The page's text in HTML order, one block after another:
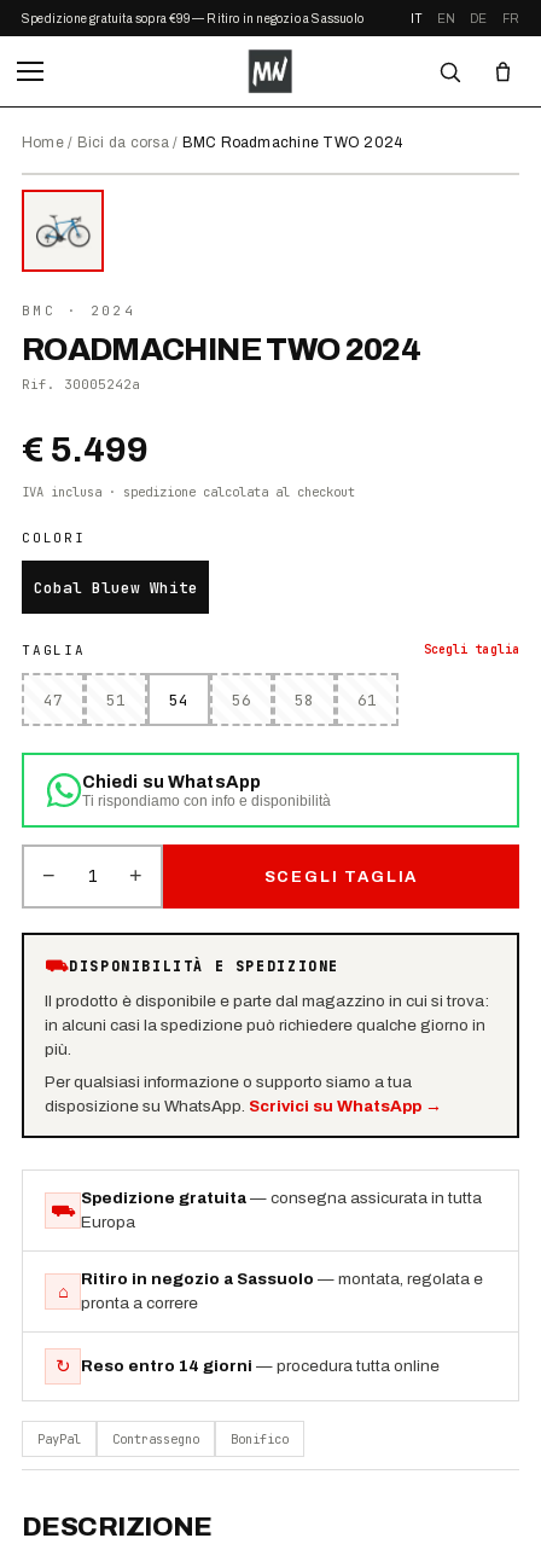
Spedizione gratuita sopra €99 — Ritiro in negozio a Sassuolo IT EN DE FR
Home/ Bici da corsa/ BMC Roadmachine TWO 2024
BMC · 2024
ROADMACHINE TWO 2024
Rif. 30005242a
€ 5.499
IVA inclusa · spedizione calcolata al checkout
COLORI
Cobal Bluew White
TAGLIA Scegli taglia
47 51 54 56 58 61
Chiedi su WhatsApp
Ti rispondiamo con info e disponibilità
− 1 + SCEGLI TAGLIA
⛟DISPONIBILITÀ E SPEDIZIONE
Il prodotto è disponibile e parte dal magazzino in cui si trova:
in alcuni casi la spedizione può richiedere qualche giorno in
più.
Per qualsiasi informazione o supporto siamo a tua
disposizione su WhatsApp. Scrivici su WhatsApp→
⛟
Spedizione gratuita — consegna assicurata in tutta
Europa
⌂
Ritiro in negozio a Sassuolo — montata, regolata e
pronta a correre
↻ Reso entro 14 giorni — procedura tutta online
PayPal Contrassegno Bonifico
DESCRIZIONE